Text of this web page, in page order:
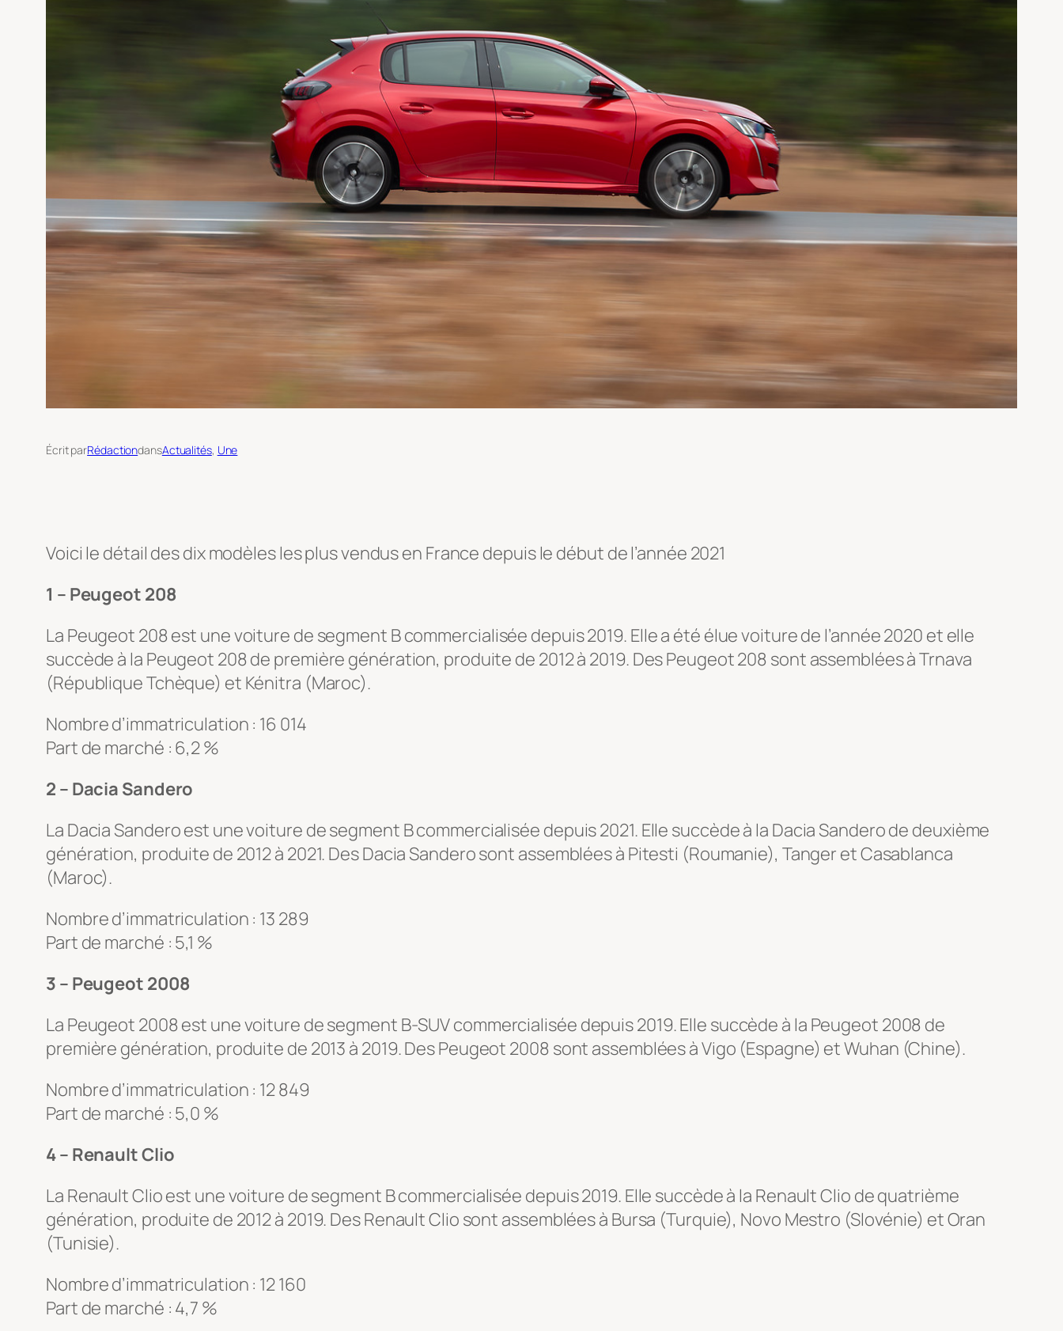
Écrit parRédactiondansActualités, Une
Voici le détail des dix modèles les plus vendus en France depuis le début de l’année 2021
1 – Peugeot 208
La Peugeot 208 est une voiture de segment B commercialisée depuis 2019. Elle a été élue voiture de l’année 2020 et elle
succède à la Peugeot 208 de première génération, produite de 2012 à 2019. Des Peugeot 208 sont assemblées à Trnava
(République Tchèque) et Kénitra (Maroc).
Nombre d’immatriculation : 16 014
Part de marché : 6,2 %
2 – Dacia Sandero
La Dacia Sandero est une voiture de segment B commercialisée depuis 2021. Elle succède à la Dacia Sandero de deuxième
génération, produite de 2012 à 2021. Des Dacia Sandero sont assemblées à Pitesti (Roumanie), Tanger et Casablanca
(Maroc).
Nombre d’immatriculation : 13 289
Part de marché : 5,1 %
3 – Peugeot 2008
La Peugeot 2008 est une voiture de segment B-SUV commercialisée depuis 2019. Elle succède à la Peugeot 2008 de
première génération, produite de 2013 à 2019. Des Peugeot 2008 sont assemblées à Vigo (Espagne) et Wuhan (Chine).
Nombre d’immatriculation : 12 849
Part de marché : 5,0 %
4 – Renault Clio
La Renault Clio est une voiture de segment B commercialisée depuis 2019. Elle succède à la Renault Clio de quatrième
génération, produite de 2012 à 2019. Des Renault Clio sont assemblées à Bursa (Turquie), Novo Mestro (Slovénie) et Oran
(Tunisie).
Nombre d’immatriculation : 12 160
Part de marché : 4,7 %